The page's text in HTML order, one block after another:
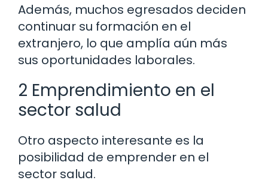
Además, muchos egresados deciden
continuar su formación en el
extranjero, lo que amplía aún más
sus oportunidades laborales.
2 Emprendimiento en el
sector salud
Otro aspecto interesante es la
posibilidad de emprender en el
sector salud.